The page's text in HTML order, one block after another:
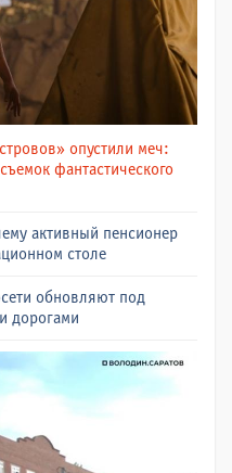
опустили меч:
фантастического
активный пенсионер
столе
обновляют под
дорогами